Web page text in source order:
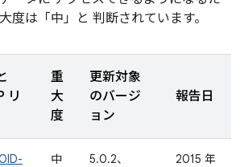
度は「中」と 判断されています。
リ
重
大
度
更新対象
のバージ
ョン
報告日
中
5.0.2、
2015 年